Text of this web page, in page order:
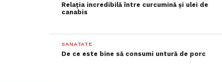
Relația incredibilă între curcumină și ulei de
canabis
SANATATE
De ce este bine să consumi untură de porc